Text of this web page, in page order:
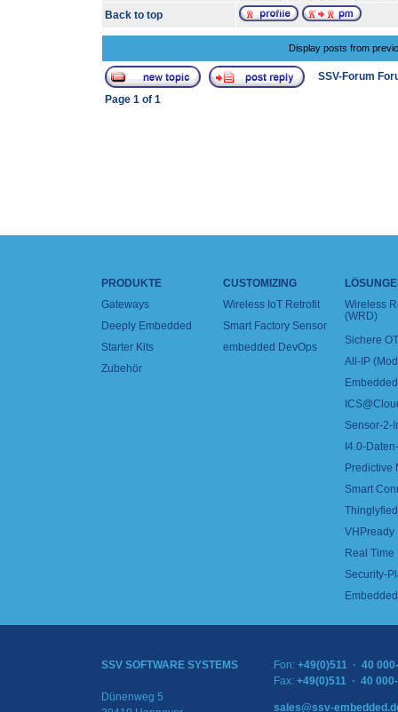
Back to top
Display posts from
SSV-Forum
Page 1 of 1
PRODUKTE
Gateways
Deeply Embedded
Starter Kits
Zubehör
CUSTOMIZING
Wireless IoT Retrofit
Smart Factory Sensor
embedded DevOps
Wireless
(WRD)
Sichere
All-IP
Sensor-2-
I4.0-
Predictive
Smart
VHPready
Real
Security-
SSV SOFTWARE SYSTEMS
Dünenweg 5
Fon: +49(0)511 · 40
Fax: +49(0)511 · 40
sales@ssv-